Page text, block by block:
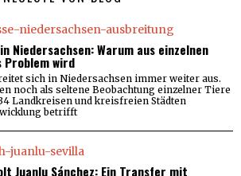
Niedersachsen: Warum aus einzelnen
Problem wird
sich in Niedersachsen immer weiter aus.
noch als seltene Beobachtung einzelner Tiere
Landkreisen und kreisfreien Städten
betrifft
Juanlu Sánchez: Ein Transfer mit